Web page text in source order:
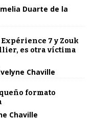
Duarte de la
7 y Zouk
es otra víctima
Chaville
formato
Chaville